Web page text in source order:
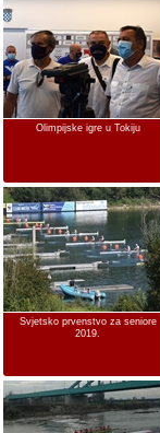
Olimpijske igre u Tokiju
Svjetsko prvenstvo za seniore
2019.